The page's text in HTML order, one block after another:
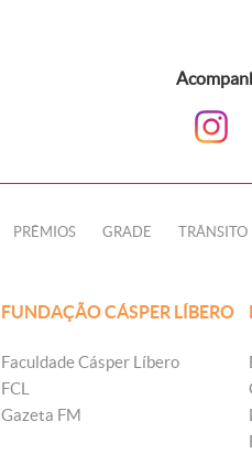
PRÊMIOS GRADE TRÂNSITO
FUNDAÇÃO CÁSPER LÍBERO
Faculdade Cásper Líbero
FCL
Gazeta FM